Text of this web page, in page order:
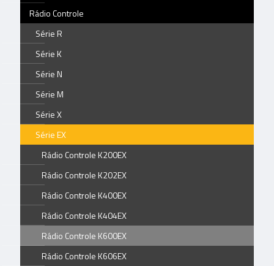
Rádio Controle
Série R
Série K
Série N
Série M
Série X
Série EX
Rádio Controle K200EX
Rádio Controle K202EX
Rádio Controle K400EX
Rádio Controle K404EX
Rádio Controle K600EX
Rádio Controle K606EX